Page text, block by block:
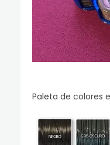
Paleta de colores